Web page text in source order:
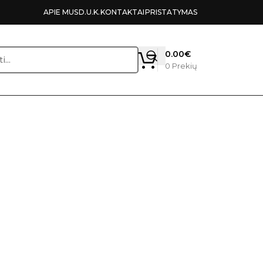
APIE MUSD.U.K.KONTAKTAIPRISTATYMAS
0 Prekių
0.00€